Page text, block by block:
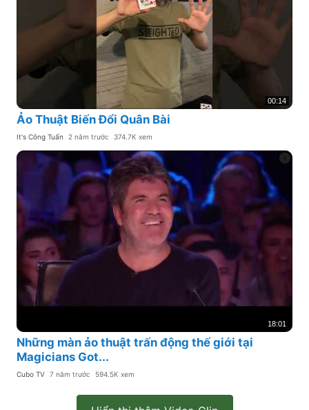
00:14
Ảo Thuật Biến Đổi Quân Bài
It's Công Tuấn 2 năm trước 374.7K xem
18:01
Những màn ảo thuật trấn động thế giới tại
Magicians Got...
Cubo TV 7 năm trước 594.5K xem